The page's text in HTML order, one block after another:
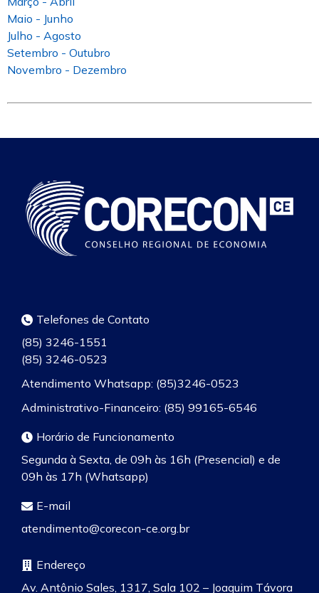
Maio - Junho
Julho - Agosto
Setembro - Outubro
Novembro - Dezembro
Telefones de Contato
(85) 3246-1551
(85) 3246-0523
Atendimento Whatsapp: (85)3246-0523
Administrativo-Financeiro: (85) 99165-6546
Horário de Funcionamento
Segunda à Sexta, de 09h às 16h (Presencial) e de
09h às 17h (Whatsapp)
E-mail
atendimento@corecon-ce.org.br
Endereço
Av. Antônio Sales, 1317, Sala 102 – Joaquim Távora